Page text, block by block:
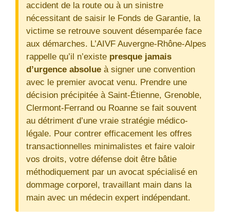
accident de la route ou à un sinistre
nécessitant de saisir le Fonds de Garantie, la
victime se retrouve souvent désemparée face
aux démarches. L’AIVF Auvergne-Rhône-Alpes
rappelle qu’il n’existe presque jamais
d’urgence absolue à signer une convention
avec le premier avocat venu. Prendre une
décision précipitée à Saint-Étienne, Grenoble,
Clermont-Ferrand ou Roanne se fait souvent
au détriment d’une vraie stratégie médico-
légale. Pour contrer efficacement les offres
transactionnelles minimalistes et faire valoir
vos droits, votre défense doit être bâtie
méthodiquement par un avocat spécialisé en
dommage corporel, travaillant main dans la
main avec un médecin expert indépendant.